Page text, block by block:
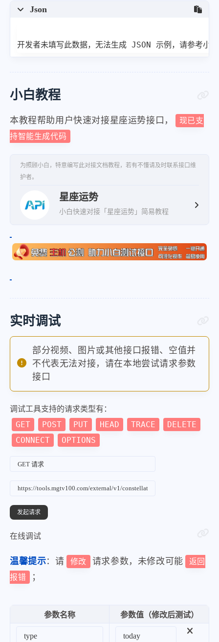
}
Json
开发者未填写此数据，无法生成 JSON 示例，请参考小
小白教程
本教程帮助用户快速对接星座运势接口，
现已支
持智能生成代码
为照顾小白，特意编写此对接文档教程，若有不懂请及时联系接口维
护者。
星座运势
小白快速对接「星座运势」简易教程
实时调试
部分视频、图片或其他接口报错、空值并
不代表无法对接，请在本地尝试请求参数
接口
调试工具支持的请求类型有：
GET POST PUT HEAD TRACE
DELETE
CONNECT
OPTIONS
在线调试
温馨提示：请 修改 请求参数，未修改可能
返回
报错
；
参数名称 参数值（修改后测试）